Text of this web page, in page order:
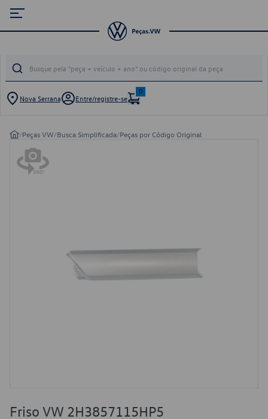
Nova Serrana Entre/registre-se
0
/Peças VW/Busca Simplificada/Peças por Código Original
Friso VW 2H3857115HP5